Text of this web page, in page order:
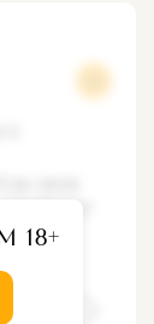
18+